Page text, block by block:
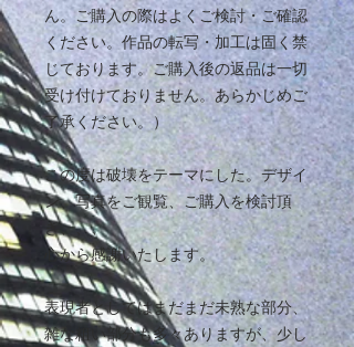
ん。ご購入の際はよくご検討・ご確認
ください。作品の転写・加工は固く禁
じております。ご購入後の返品は一切
受け付けておりません。あらかじめご
了承ください。）
この度は破壊をテーマにした。デザイ
ン、写真をご観覧、ご購入を検討頂
き、、、
心から感謝いたします。
表現者としてはまだまだ未熟な部分、
雑な粗い部分も多々ありますが、少し